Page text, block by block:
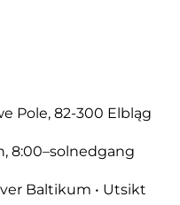
Pole, 82-300 Elbląg
8:00–solnedgang
Baltikum • Utsikt